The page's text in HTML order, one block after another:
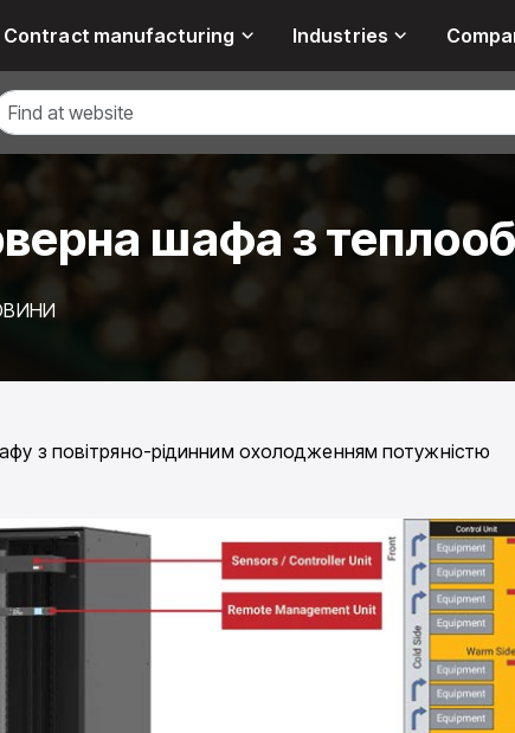
Contract manufacturing Industries
шафа з
з повітряно-рідинним охолодженням потужністю